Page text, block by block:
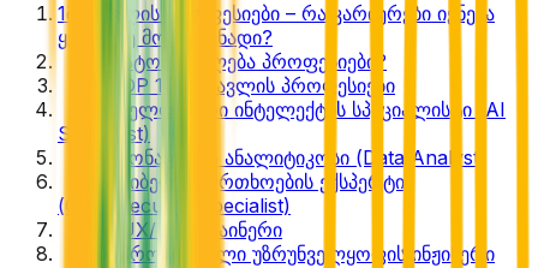
1მომავლის პროფესიები – რა კარიერები იქნება
ყველაზე მოთხოვნადი?
🚀 რატომ იცვლება პროფესიები?
💼 TOP 10 მომავლის პროფესიები
1. ხელოვნური ინტელექტის სპეციალისტი (AI
Specialist)
2. მონაცემთა ანალიტიკოსი (Data Analyst)
3. კიბერუსაფრთხოების ექსპერტი
(Cybersecurity Specialist)
4. UX/UI დიზაინერი
5. პროგრამული უზრუნველყოფის ინჟინერი